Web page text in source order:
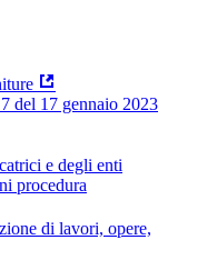
del 17 gennaio 2023
e degli enti
procedura
di lavori, opere,